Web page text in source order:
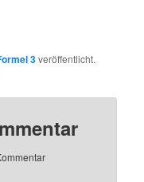
3veröffentlicht.